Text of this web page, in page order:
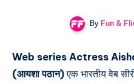
By Fun &
Web series Actress
(आयशा पठान)एक भारतीय वेब